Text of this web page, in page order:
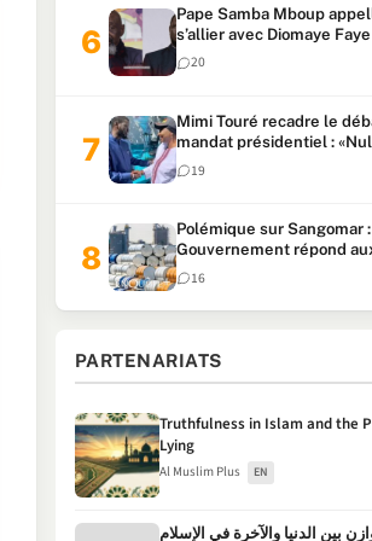
Pape Samba Mboup
s’allier avec Diomaye
locales et tacle Sonko
20
Mimi Touré recadre le
mandat présidentiel :
faire plus de deux mandats
consécutifs de 5 ans»
19
Polémique sur Sangomar
Gouvernement répond
accusations et clarifie le
milliards
16
PARTENARIATS
Truthfulness in Islam and the
Lying
Al Muslim Plus EN
بين الدنيا والآخرة في الإسلام